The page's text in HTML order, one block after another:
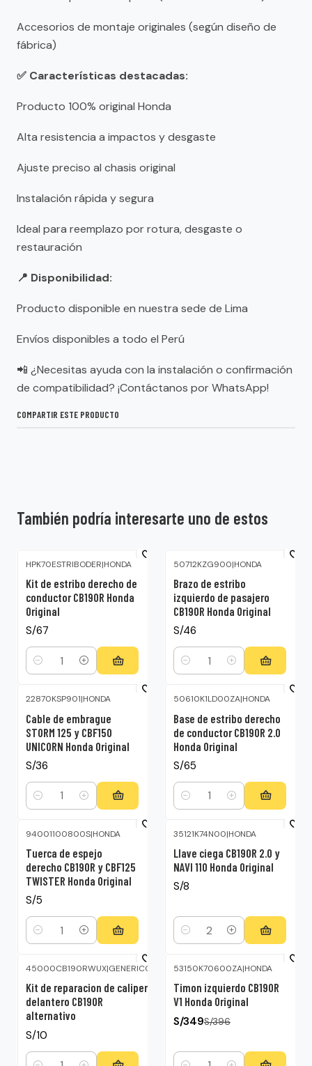
Accesorios de montaje originales (según diseño de
fábrica)
✅ Características destacadas:
Producto 100% original Honda
Alta resistencia a impactos y desgaste
Ajuste preciso al chasis original
Instalación rápida y segura
Ideal para reemplazo por rotura, desgaste o
restauración
📍 Disponibilidad:
Producto disponible en nuestra sede de Lima
Envíos disponibles a todo el Perú
📲 ¿Necesitas ayuda con la instalación o confirmación
de compatibilidad? ¡Contáctanos por WhatsApp!
COMPARTIR ESTE PRODUCTO
También podría interesarte uno de estos
HPK70ESTRIBODER|HONDA
Kit de estribo derecho de
conductor CB190R Honda
Original
S/67
Cantidad
50712KZG900|HONDA
Brazo de estribo
izquierdo de pasajero
CB190R Honda Original
S/46
Cantidad
22870KSP901|HONDA
Cable de embrague
STORM 125 y CBF150
UNICORN Honda Original
S/36
Cantidad
50610K1LD00ZA|HONDA
Base de estribo derecho
de conductor CB190R 2.0
Honda Original
S/65
Cantidad
94001100800S|HONDA
Tuerca de espejo
derecho CB190R y CBF125
TWISTER Honda Original
S/5
Cantidad
35121K74N00|HONDA
Llave ciega CB190R 2.0 y
NAVI 110 Honda Original
S/8
Cantidad
45000CB190RWUX|GENERICO
Kit de reparacion de caliper
delantero CB190R
alternativo
S/10
53150K70600ZA|HONDA
Timon izquierdo CB190R
V1 Honda Original
S/349S/396